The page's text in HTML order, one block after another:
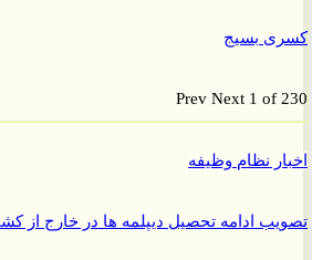
بسیج
PrevNext 1 of
نظام وظیفه
ادامه تحصیل دیپلمه ها در خارج از کشور